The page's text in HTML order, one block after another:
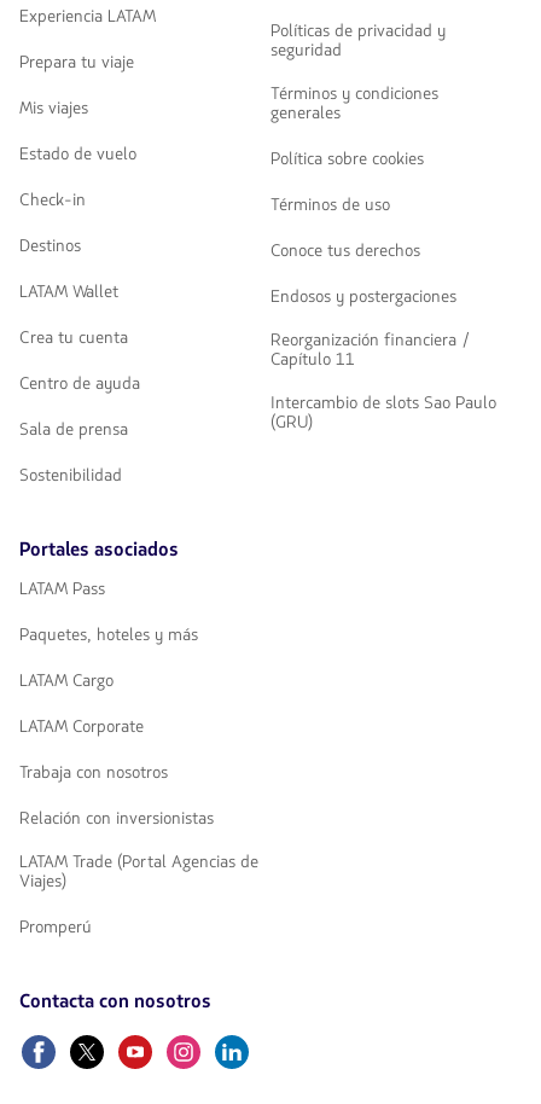
Experiencia LATAM
Prepara tu viaje
Mis viajes
Estado de vuelo
Check-in
Destinos
LATAM Wallet
Crea tu cuenta
Centro de ayuda
Sala de prensa
Sostenibilidad
Políticas de privacidad y
seguridad
Términos y condiciones
generales
Política sobre cookies
Términos de uso
Conoce tus derechos
Endosos y postergaciones
Reorganización financiera /
Capítulo 11
Intercambio de slots Sao Paulo
(GRU)
Portales asociados
LATAM Pass
Paquetes, hoteles y más
LATAM Cargo
LATAM Corporate
Trabaja con nosotros
Relación con inversionistas
LATAM Trade (Portal Agencias de
Viajes)
Promperú
Contacta con nosotros
FacebookTwitterYoutubeInstagram
Linkedin